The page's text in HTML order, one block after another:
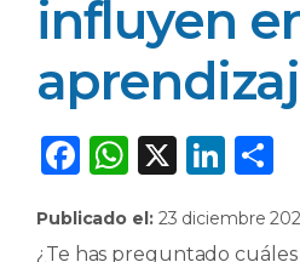
influyen
F
c
W
a
X
Li
k
Publicado el: 23 diciembre
¿Te has preguntado